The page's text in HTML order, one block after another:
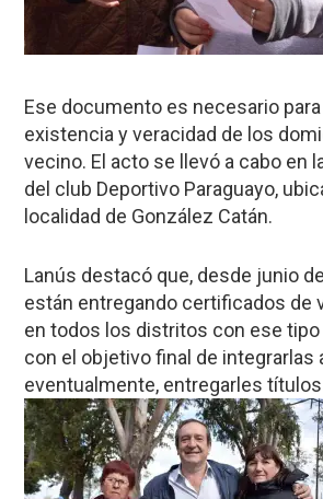
Ese documento es necesario
existencia y veracidad de los
vecino. El acto se llevó a cabo en
del club Deportivo Paraguayo,
localidad de González Catán.
Lanús destacó que, desde junio
están entregando certificados de
en todos los distritos con ese
con el objetivo final de integrarlas
eventualmente, entregarles